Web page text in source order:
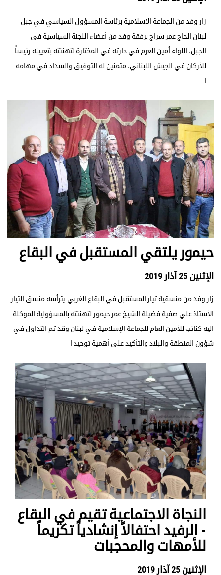
زار وفد من الجماعة الاسلامية برئاسة المسؤول السياسي في جبل
لبنان الحاج عمر سراج برفقة وفد من أعضاء اللجنة السياسية في
الجبل، اللواء أمين العرم في دارته في المختارة لتهنئته بتعيينه رئيساً
للأركان في الجيش اللبناني، متمنين له التوفيق والسداد في مهامه
حيمور يلتقي المستقبل في البقاع
الإثنين 25 آذار 2019
زار وفد من منسقية تيار المستقبل في البقاع الغربي يترأسه منسق التيار
الأستاذ علي صفية فضيلة الشيخ عمر حيمور لتهنئته بالمسؤولية الموكلة
اليه كنائب للأمين العام للجماعة الإسلامية في لبنان وقد تم التداول في
شؤون المنطقة والبلاد والتأكيد على أهمية توحيد ا
النجاة الاجتماعية تقيم في البقاع
- الرفيد احتفالاً إنشادياً تكريماً
للأمهات والمحجبات
الإثنين 25 آذار 2019